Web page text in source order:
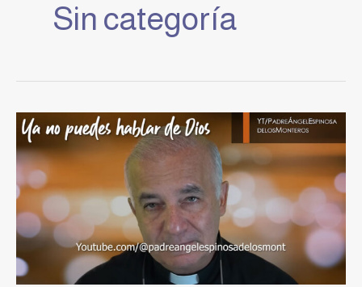
Sin categoría
Ya
no
puedes
hablar
de
Dios
–
Padre
Ángel